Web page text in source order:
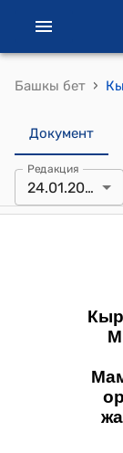
Башкы бет ›
Документ
Редакция
24.01.2024